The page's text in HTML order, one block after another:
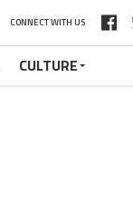
CONNECT WITH US
CULTURE